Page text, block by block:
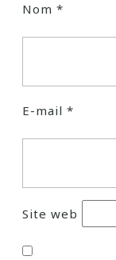
Nom *
E-mail *
Site web